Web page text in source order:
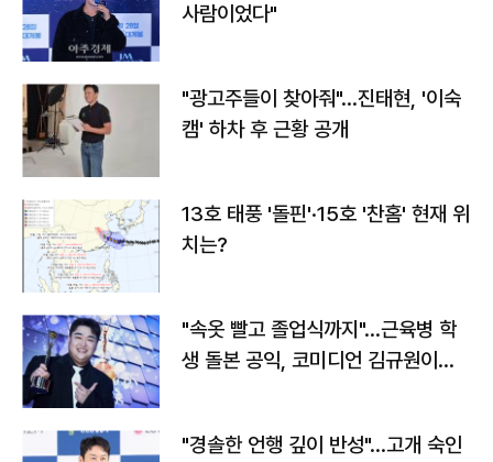
사람이었다"
"광고주들이 찾아줘"…진태현, '이숙
캠' 하차 후 근황 공개
13호 태풍 '돌핀'·15호 '찬홈' 현재 위
치는?
"속옷 빨고 졸업식까지"…근육병 학
생 돌본 공익, 코미디언 김규원이었
"경솔한 언행 깊이 반성"…고개 숙인